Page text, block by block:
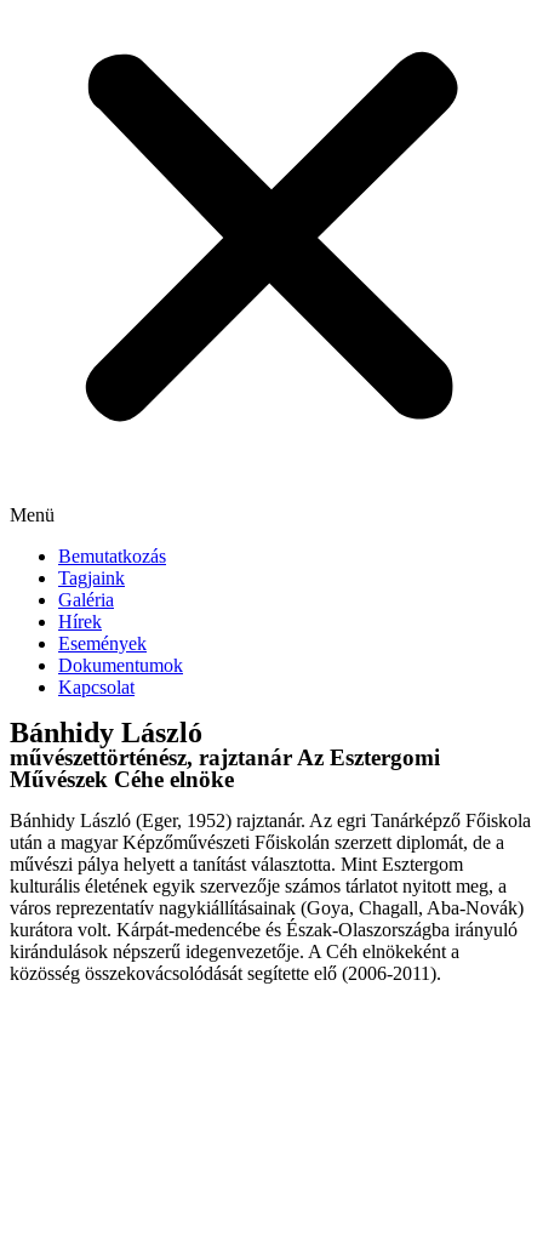
Menü
Bemutatkozás
Tagjaink
Galéria
Hírek
Események
Dokumentumok
Kapcsolat
Bánhidy László
művészettörténész, rajztanár Az Esztergomi
Művészek Céhe elnöke
Bánhidy László (Eger, 1952) rajztanár. Az egri Tanárképző Főiskola
után a magyar Képzőművészeti Főiskolán szerzett diplomát, de a
művészi pálya helyett a tanítást választotta. Mint Esztergom
kulturális életének egyik szervezője számos tárlatot nyitott meg, a
város reprezentatív nagykiállításainak (Goya, Chagall, Aba-Novák)
kurátora volt. Kárpát-medencébe és Észak-Olaszországba irányuló
kirándulások népszerű idegenvezetője. A Céh elnökeként a
közösség összekovácsolódását segítette elő (2006-2011).